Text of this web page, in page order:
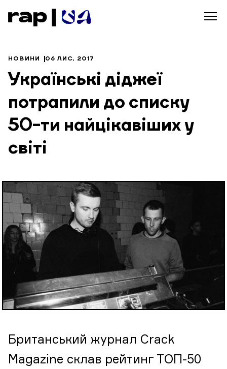
НОВИНИ 06 ЛИС, 2017
Українські діджеї
потрапили до списку
50-ти найцікавіших у
світі
Британський журнал Crack
Magazine склав рейтинг ТОП-50